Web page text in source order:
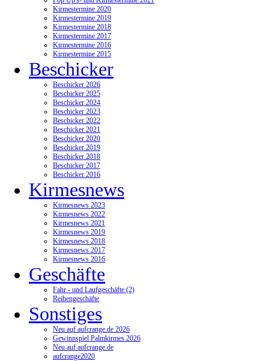
Kirmestermine 2020
Kirmestermine 2019
Kirmestermine 2018
Kirmestermine 2017
Kirmestermine 2016
Kirmestermine 2015
Beschicker
Beschicker 2026
Beschicker 2025
Beschicker 2024
Beschicker 2023
Beschicker 2022
Beschicker 2021
Beschicker 2020
Beschicker 2019
Beschicker 2018
Beschicker 2017
Beschicker 2016
Kirmesnews
Kirmesnews 2023
Kirmesnews 2022
Kirmesnews 2021
Kirmesnews 2019
Kirmesnews 2018
Kirmesnews 2017
Kirmesnews 2016
Geschäfte
Fahr - und Laufgeschäfte (2)
Reihengeschäfte
Sonstiges
Neu auf aufcrange.de 2026
Gewinnspiel Palmkirmes 2026
Neu auf aufcrange.de
aufcrange2020